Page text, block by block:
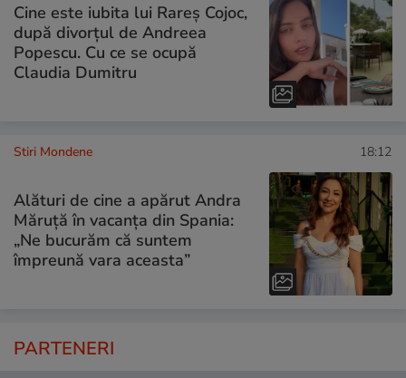
Cine este iubita lui Rareș Cojoc,
după divorțul de Andreea
Popescu. Cu ce se ocupă
Claudia Dumitru
Stiri Mondene 18:12
Alături de cine a apărut Andra
Măruță în vacanța din Spania:
„Ne bucurăm că suntem
împreună vara aceasta”
PARTENERI